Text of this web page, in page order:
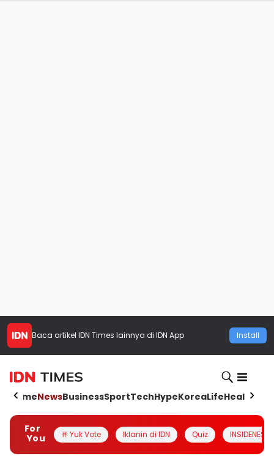
Baca artikel IDN Times lainnya di IDN App Install
HomeNewsBusinessSportTechHypeKoreaLifeHealth
For
You
# Yuk Vote Iklanin di IDN Quiz INSIDENESIA